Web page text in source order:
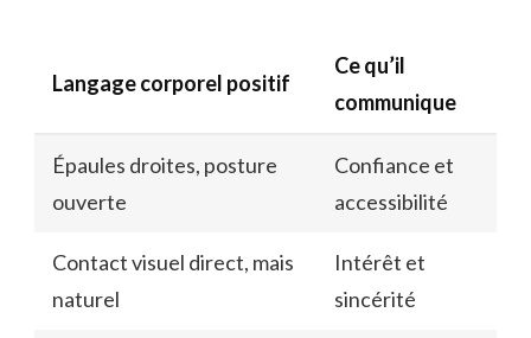
Langage corporel positif
Ce qu’il
communique
Épaules droites, posture
ouverte
Confiance et
accessibilité
Contact visuel direct, mais
naturel
Intérêt et
sincérité